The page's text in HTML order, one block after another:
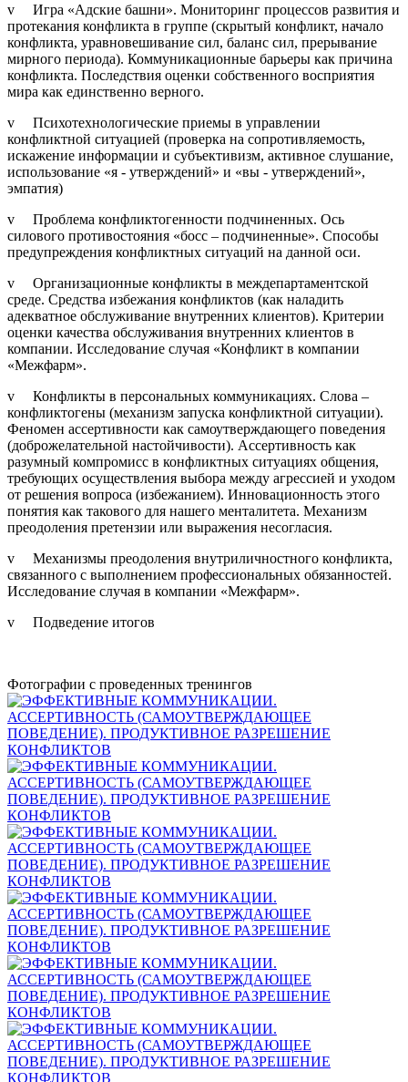
v Игра «Адские башни». Мониторинг процессов развития и
протекания конфликта в группе (скрытый конфликт, начало
конфликта, уравновешивание сил, баланс сил, прерывание
мирного периода). Коммуникационные барьеры как причина
конфликта. Последствия оценки собственного восприятия
мира как единственно верного.
v Психотехнологические приемы в управлении
конфликтной ситуацией (проверка на сопротивляемость,
искажение информации и субъективизм, активное слушание,
использование «я - утверждений» и «вы - утверждений»,
эмпатия)
v Проблема конфликтогенности подчиненных. Ось
силового противостояния «босс – подчиненные». Способы
предупреждения конфликтных ситуаций на данной оси.
v Организационные конфликты в междепартаментской
среде. Средства избежания конфликтов (как наладить
адекватное обслуживание внутренних клиентов). Критерии
оценки качества обслуживания внутренних клиентов в
компании. Исследование случая «Конфликт в компании
«Межфарм».
v Конфликты в персональных коммуникациях. Слова –
конфликтогены (механизм запуска конфликтной ситуации).
Феномен ассертивности как самоутверждающего поведения
(доброжелательной настойчивости). Ассертивность как
разумный компромисс в конфликтных ситуациях общения,
требующих осуществления выбора между агрессией и уходом
от решения вопроса (избежанием). Инновационность этого
понятия как такового для нашего менталитета. Механизм
преодоления претензии или выражения несогласия.
v Механизмы преодоления внутриличностного конфликта,
связанного с выполнением профессиональных обязанностей.
Исследование случая в компании «Межфарм».
v Подведение итогов
Фотографии с проведенных тренингов